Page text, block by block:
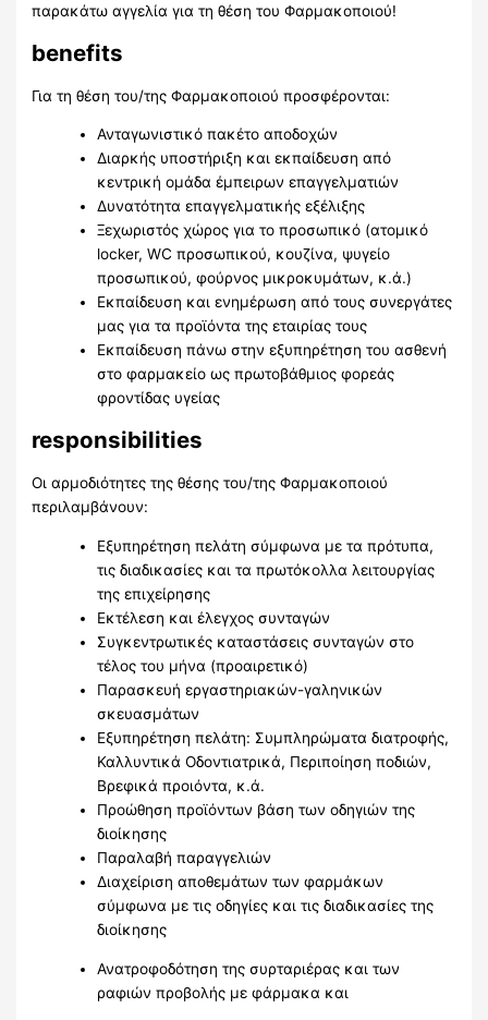
παρακάτω αγγελία για τη θέση του Φαρμακοποιού!
benefits
Για τη θέση του/της Φαρμακοποιού προσφέρονται:
Ανταγωνιστικό πακέτο αποδοχών
Διαρκής υποστήριξη και εκπαίδευση από
κεντρική ομάδα έμπειρων επαγγελματιών
Δυνατότητα επαγγελματικής εξέλιξης
Ξεχωριστός χώρος για το προσωπικό (ατομικό
locker, WC προσωπικού, κουζίνα, ψυγείο
προσωπικού, φούρνος μικροκυμάτων, κ.ά.)
Εκπαίδευση και ενημέρωση από τους συνεργάτες
μας για τα προϊόντα της εταιρίας τους
Εκπαίδευση πάνω στην εξυπηρέτηση του ασθενή
στο φαρμακείο ως πρωτοβάθμιος φορεάς
φροντίδας υγείας
responsibilities
Οι αρμοδιότητες της θέσης του/της Φαρμακοποιού
περιλαμβάνουν:
Εξυπηρέτηση πελάτη σύμφωνα με τα πρότυπα,
τις διαδικασίες και τα πρωτόκολλα λειτουργίας
της επιχείρησης
Εκτέλεση και έλεγχος συνταγών
Συγκεντρωτικές καταστάσεις συνταγών στο
τέλος του μήνα (προαιρετικό)
Παρασκευή εργαστηριακών-γαληνικών
σκευασμάτων
Εξυπηρέτηση πελάτη: Συμπληρώματα διατροφής,
Καλλυντικά Οδοντιατρικά, Περιποίηση ποδιών,
Βρεφικά προιόντα, κ.ά.
Προώθηση προϊόντων βάση των οδηγιών της
διοίκησης
Παραλαβή παραγγελιών
Διαχείριση αποθεμάτων των φαρμάκων
σύμφωνα με τις οδηγίες και τις διαδικασίες της
διοίκησης
Ανατροφοδότηση της συρταριέρας και των
ραφιών προβολής με φάρμακα και